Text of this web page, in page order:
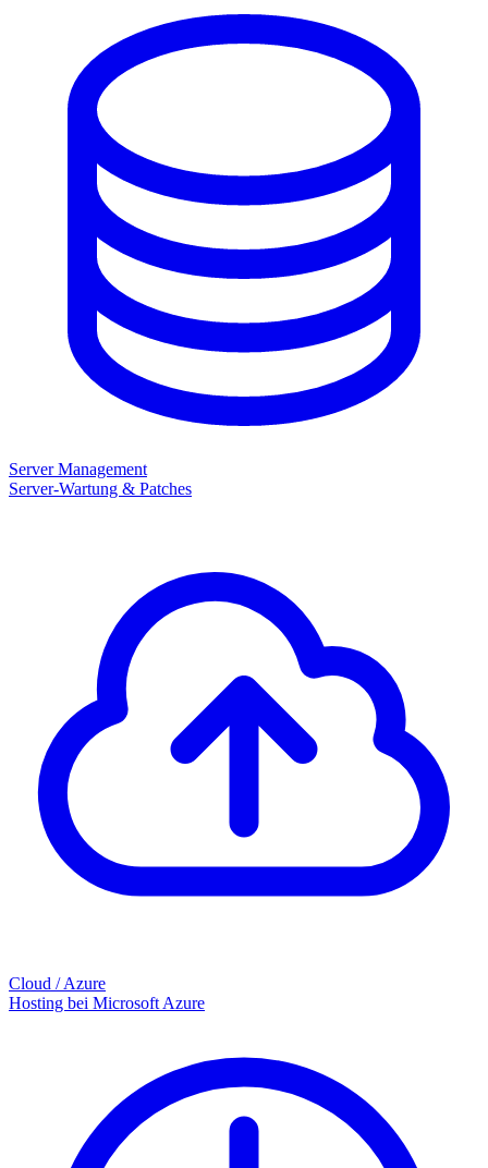
Server Management
Server-Wartung & Patches
Cloud / Azure
Hosting bei Microsoft Azure